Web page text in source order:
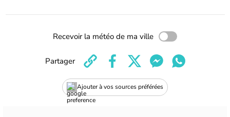
Recevoir la météo de ma ville
Ajouter à vos sources préférées
Partager